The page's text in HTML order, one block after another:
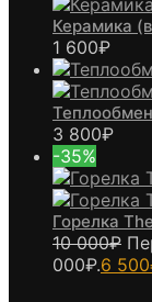
Керамика
1 600₽
3 800₽
-35%
Горелка
10 000₽
000₽.6 500